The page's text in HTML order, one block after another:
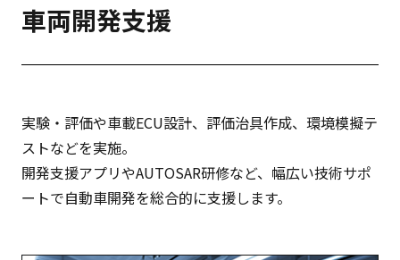
車両開発支援
実験・評価や車載ECU設計、評価治具作成、環境模擬テ
ストなどを実施。
開発支援アプリやAUTOSAR研修など、幅広い技術サポ
ートで自動車開発を総合的に支援します。